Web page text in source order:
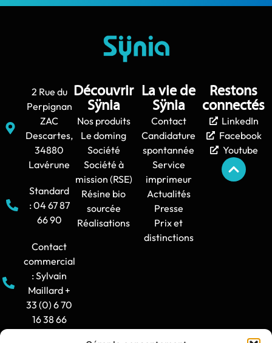
2 Rue du
Perpignan
ZAC
Descartes,
34880
Lavérune
Standard
: 04 67 87
66 90
Contact
commercial
: Sylvain
Maillard +
33 (0) 6 70
16 38 66
Découvrir
Sÿnia
Nos produits
Le doming
Société
Société à
mission (RSE)
Résine bio
sourcée
Réalisations
La vie de
Sÿnia
Contact
Candidature
spontannée
Service
imprimeur
Actualités
Presse
Prix et
distinctions
Restons
connectés
LinkedIn
Facebook
Youtube